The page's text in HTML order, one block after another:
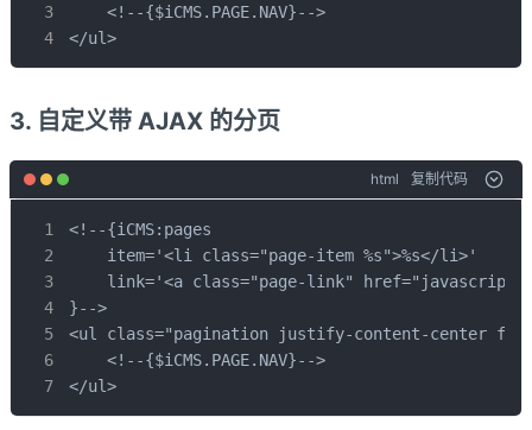
    <!--{$iCMS.PAGE.NAV}-->
</ul>
3. 自定义带 AJAX 的分页
html 复制代码
<!--{iCMS:pages
    item='<li class="page-item %s">%s</li>'
link='<a class="page-link"
}-->
<ul class="pagination justify-content-center
    <!--{$iCMS.PAGE.NAV}-->
</ul>